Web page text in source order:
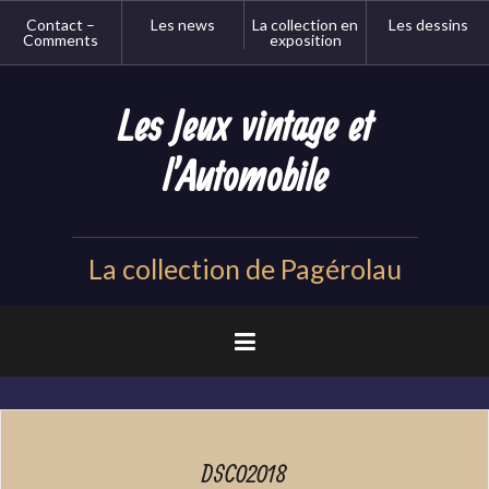
Contact –
Comments
Les news
La collection en
exposition
Les dessins
Les Jeux vintage et
l'Automobile
La collection de Pagérolau
DSC02018